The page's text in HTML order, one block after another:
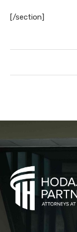
[/section]